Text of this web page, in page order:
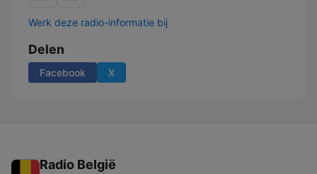
Werk deze radio-informatie bij
Delen
Facebook X
Radio België